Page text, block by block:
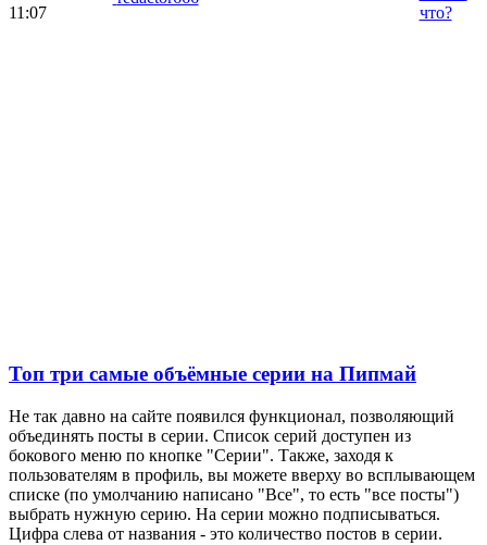
11:07
что?
Топ три самые объёмные серии на Пипмай
Не так давно на сайте появился функционал, позволяющий
объединять посты в серии. Список серий доступен из
бокового меню по кнопке "Серии". Также, заходя к
пользователям в профиль, вы можете вверху во всплывающем
списке (по умолчанию написано "Все", то есть "все посты")
выбрать нужную серию. На серии можно подписываться.
Цифра слева от названия - это количество постов в серии.